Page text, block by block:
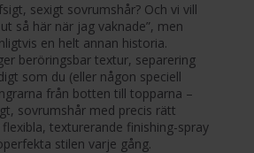
sexigt sovrumshår? Och vi vill
så här när jag vaknade”, men
en helt annan historia.
beröringsbar textur, separering
som du (eller någon speciell
från botten till topparna –
sovrumshår med precis rätt
texturerande finishing-spray
stilen varje gång.